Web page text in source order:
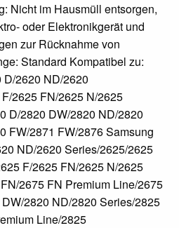
Nicht im Hausmüll entsorgen,
oder Elektronikgerät und
zur Rücknahme von
Standard Kompatibel zu:
2620 ND/2620
2625 FN/2625 N/2625
D/2820 DW/2820 ND/2820
FW/2871 FW/2876 Samsung
ND/2620 Series/2625/2625
F/2625 FN/2625 N/2625
2675 FN Premium Line/2675
2820 ND/2820 Series/2825
Line/2825